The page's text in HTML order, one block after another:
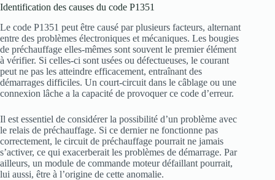
Identification des causes du code P1351
Le code P1351 peut être causé par plusieurs facteurs, alternant
entre des problèmes électroniques et mécaniques. Les bougies
de préchauffage elles-mêmes sont souvent le premier élément
à vérifier. Si celles-ci sont usées ou défectueuses, le courant
peut ne pas les atteindre efficacement, entraînant des
démarrages difficiles. Un court-circuit dans le câblage ou une
connexion lâche a la capacité de provoquer ce code d’erreur.
Il est essentiel de considérer la possibilité d’un problème avec
le relais de préchauffage. Si ce dernier ne fonctionne pas
correctement, le circuit de préchauffage pourrait ne jamais
s’activer, ce qui exacerberait les problèmes de démarrage. Par
ailleurs, un module de commande moteur défaillant pourrait,
lui aussi, être à l’origine de cette anomalie.